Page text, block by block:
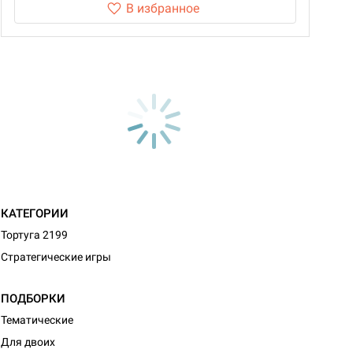
В избранное
КАТЕГОРИИ
Тортуга 2199
Стратегические игры
ПОДБОРКИ
Тематические
Для двоих